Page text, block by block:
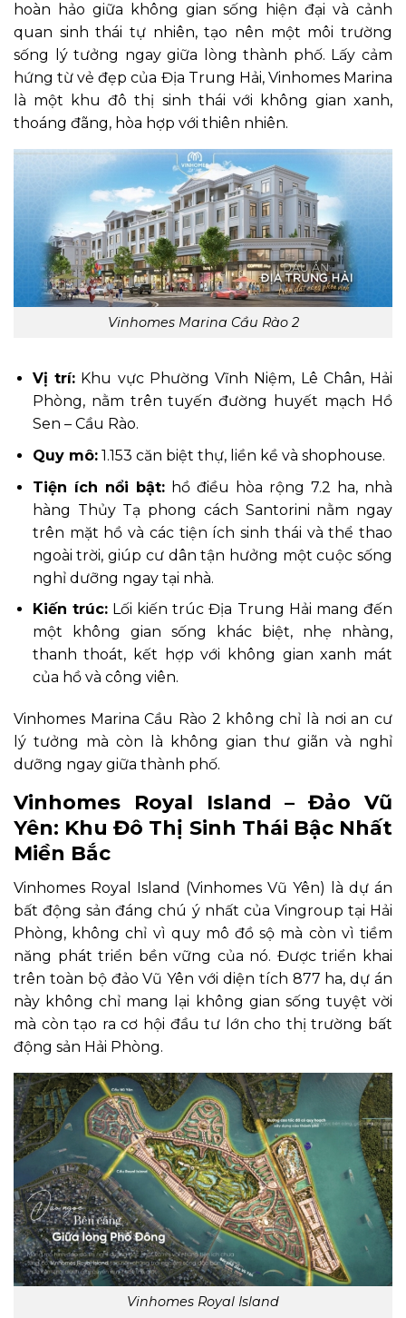
hoàn hảo giữa không gian sống hiện đại và cảnh
quan sinh thái tự nhiên, tạo nên một môi trường
sống lý tưởng ngay giữa lòng thành phố. Lấy cảm
hứng từ vẻ đẹp của Địa Trung Hải, Vinhomes Marina
là một khu đô thị sinh thái với không gian xanh,
thoáng đãng, hòa hợp với thiên nhiên.
Vinhomes Marina Cầu Rào 2
Vị trí: Khu vực Phường Vĩnh Niệm, Lê Chân, Hải
Phòng, nằm trên tuyến đường huyết mạch Hồ
Sen – Cầu Rào.
Quy mô:1.153 căn biệt thự, liền kề và shophouse.
Tiện ích nổi bật:hồ điều hòa rộng 7.2 ha, nhà
hàng Thủy Tạ phong cách Santorini nằm ngay
trên mặt hồ và các tiện ích sinh thái và thể thao
ngoài trời, giúp cư dân tận hưởng một cuộc sống
nghỉ dưỡng ngay tại nhà.
Kiến trúc:Lối kiến trúc Địa Trung Hải mang đến
một không gian sống khác biệt, nhẹ nhàng,
thanh thoát, kết hợp với không gian xanh mát
của hồ và công viên.
Vinhomes Marina Cầu Rào 2 không chỉ là nơi an cư
lý tưởng mà còn là không gian thư giãn và nghỉ
dưỡng ngay giữa thành phố.
Vinhomes Royal Island – Đảo Vũ
Yên: Khu Đô Thị Sinh Thái Bậc Nhất
Miền Bắc
Vinhomes Royal Island (Vinhomes Vũ Yên) là dự án
bất động sản đáng chú ý nhất của Vingroup tại Hải
Phòng, không chỉ vì quy mô đồ sộ mà còn vì tiềm
năng phát triển bền vững của nó. Được triển khai
trên toàn bộ đảo Vũ Yên với diện tích 877 ha, dự án
này không chỉ mang lại không gian sống tuyệt vời
mà còn tạo ra cơ hội đầu tư lớn cho thị trường bất
động sản Hải Phòng.
Vinhomes Royal Island